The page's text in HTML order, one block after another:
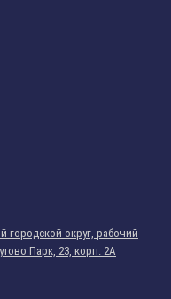
городской округ, рабочий
Парк, 23, корп. 2А